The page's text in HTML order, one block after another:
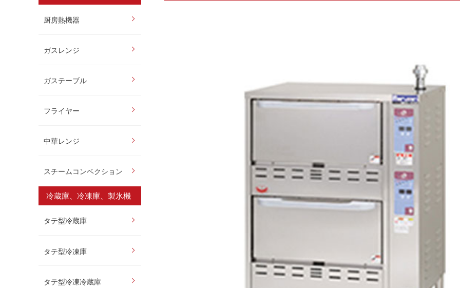
厨房熱機器
ガスレンジ
ガステーブル
フライヤー
中華レンジ
スチームコンベクション
冷蔵庫、冷凍庫、製氷機
タテ型冷蔵庫
タテ型冷凍庫
タテ型冷凍冷蔵庫